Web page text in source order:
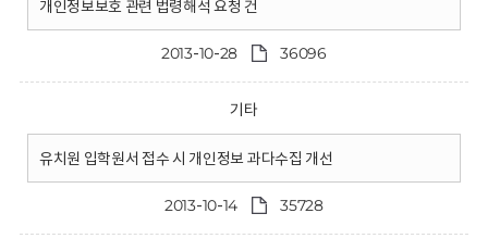
개인정보보호 관련 법령해석 요청 건
2013-10-28 36096
기타
유치원 입학원서 접수 시 개인정보 과다수집 개선
2013-10-14 35728